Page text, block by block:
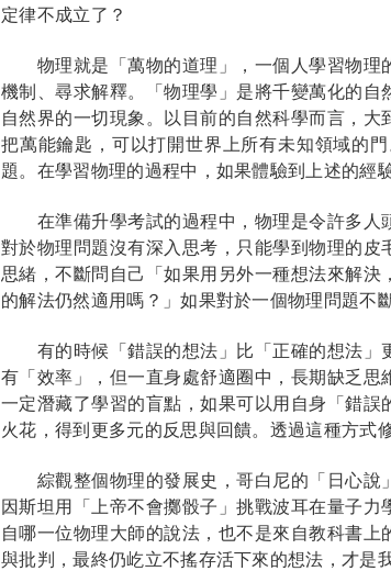
定律不成立了？
物理就是「萬物的道理」，一個人學習物
機制、尋求解釋。「物理學」是將千變萬化的
自然界的一切現象。以目前的自然科學而言，
把萬能鑰匙，可以打開世界上所有未知領域的
題。在學習物理的過程中，如果體驗到上述的經
在準備升學考試的過程中，物理是令許多人
對於物理問題沒有深入思考，只能學到物理的
思緒，不斷問自己「如果用另外一種想法來解
的解法仍然適用嗎？」如果對於一個物理問題不
有的時候「錯誤的想法」比「正確的想法
有「效率」，但一直身處舒適圈中，長期缺乏思
一定潛藏了學習的盲點，如果可以用自身「錯
火花，得到更多元的反思與回饋。透過這種方式
綜觀整個物理的發展史，哥白尼的「日心
因斯坦用「上帝不會擲骰子」挑戰波耳在量子
自哪一位物理大師的說法，也不是來自教科書
與批判，最終仍屹立不搖存活下來的想法，才是